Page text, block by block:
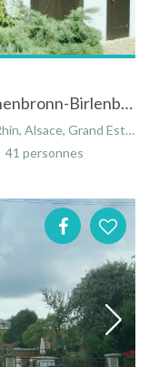
Auberge "Les 7 Fontaines" à Drachenbronn-Birlenbach dans le Bas-Rhin en Alsace
Grand Est, France
41 personnes